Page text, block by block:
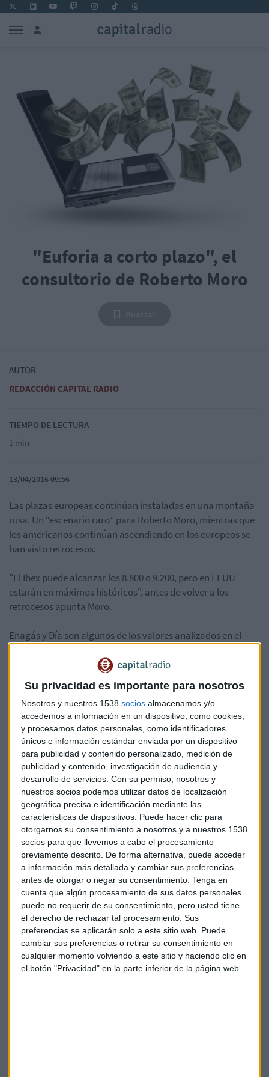
Su privacidad es importante para nosotros
Nosotros y nuestros 1538 socios almacenamos y/o
accedemos a información en un dispositivo, como cookies,
y procesamos datos personales, como identificadores
únicos e información estándar enviada por un dispositivo
para publicidad y contenido personalizado, medición de
publicidad y contenido, investigación de audiencia y
desarrollo de servicios. Con su permiso, nosotros y
nuestros socios podemos utilizar datos de localización
geográfica precisa e identificación mediante las
características de dispositivos. Puede hacer clic para
otorgarnos su consentimiento a nosotros y a nuestros 1538
socios para que llevemos a cabo el procesamiento
previamente descrito. De forma alternativa, puede acceder
a información más detallada y cambiar sus preferencias
antes de otorgar o negar su consentimiento. Tenga en
cuenta que algún procesamiento de sus datos personales
puede no requerir de su consentimiento, pero usted tiene
el derecho de rechazar tal procesamiento. Sus
preferencias se aplicarán solo a este sitio web. Puede
cambiar sus preferencias o retirar su consentimiento en
cualquier momento volviendo a este sitio y haciendo clic en
el botón "Privacidad" en la parte inferior de la página web.
"Euforia a corto plazo", el
consultorio de Roberto Moro
AUTOR
REDACCIÓN CAPITAL RADIO
TIEMPO DE LECTURA
1 min
13/04/2016 09:56
Las plazas europeas continúan instaladas en una montaña
rusa. Un “escenario raro” para Roberto Moro, mientras que
los americanos continúan ascendiendo en los europeos se
han visto retrocesos.
"El Ibex puede alcanzar los 8.800 o 9.200, pero en EEUU
estarán en máximos históricos", antes de volver a los
retrocesos apunta Moro.
Enagás y Día son algunos de los valores analizados en el
consultorio de este miércoles.
Puedes escuchar el consultorio completo aquí:
*Lo sentimos pero el audio ha sido eliminado
El Minuto de Oro de Roberto Moro:
*Lo sentimos pero el audio ha sido eliminado
Ibex Consultorio Enagás Día
Suscríbete a nuestros boletines
Te enviaremos las noticias más importantes del día